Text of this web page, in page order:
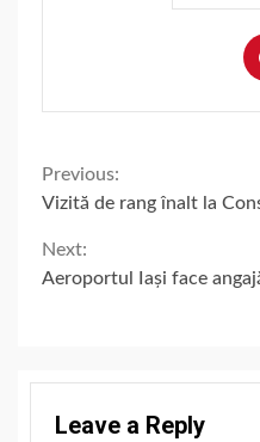
Continue
Reading
Previous:
Vizită de rang înalt la
Next:
Aeroportul Iași face
Leave a Reply